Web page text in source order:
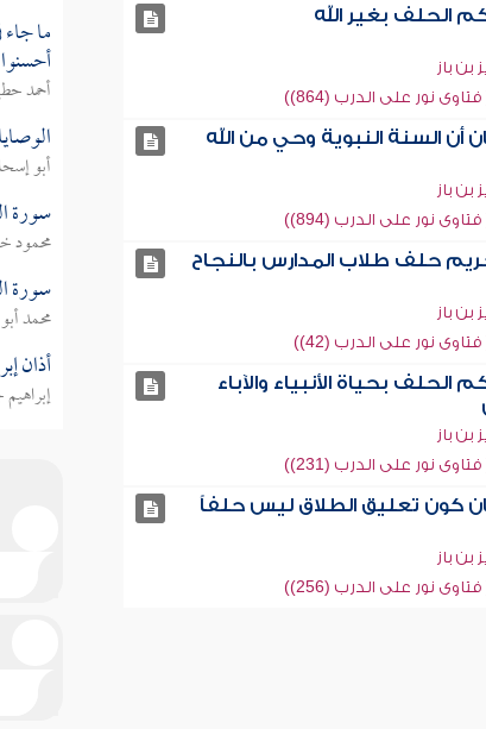
الحلف بغير الله
بن باز
نور على الدرب (864))
أن السنة النبوية وحي من الله
بن باز
نور على الدرب (894))
حلف طلاب المدارس بالنجاح
بن باز
نور على الدرب (42))
الحلف بحياة الأنبياء والآباء
بن باز
نور على الدرب (231))
كون تعليق الطلاق ليس حلفاً
بن باز
نور على الدرب (256))
ما
أحمد
أبو
سورة
محمود
سورة
محمد
أذان